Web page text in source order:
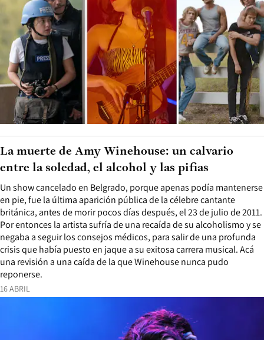
16 ABRIL
Un show cancelado en Belgrado, porque apenas podía mantenerse
en pie, fue la última aparición pública de la célebre cantante
británica, antes de morir pocos días después, el 23 de julio de 2011.
Por entonces la artista sufría de una recaída de su alcoholismo y se
negaba a seguir los consejos médicos, para salir de una profunda
crisis que había puesto en jaque a su exitosa carrera musical. Acá
una revisión a una caída de la que Winehouse nunca pudo
reponerse.
La muerte de Amy Winehouse: un calvario
entre la soledad, el alcohol y las pifias